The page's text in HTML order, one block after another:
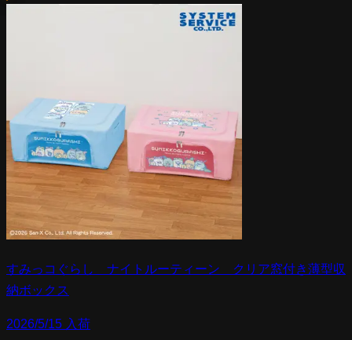
すみっコぐらし ナイトルーティーン クリア窓付き薄型収
納ボックス
2026/5/15 入荷